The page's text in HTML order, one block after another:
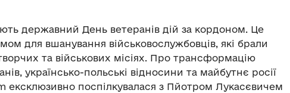
державний День ветеранів дій за кордоном. Це
для вшанування військовослужбовців, які брали
та військових місіях. Про трансформацію
українсько-польські відносини та майбутнє росії
ексклюзивно поспілкувалася з Пйотром Лукасєвичем